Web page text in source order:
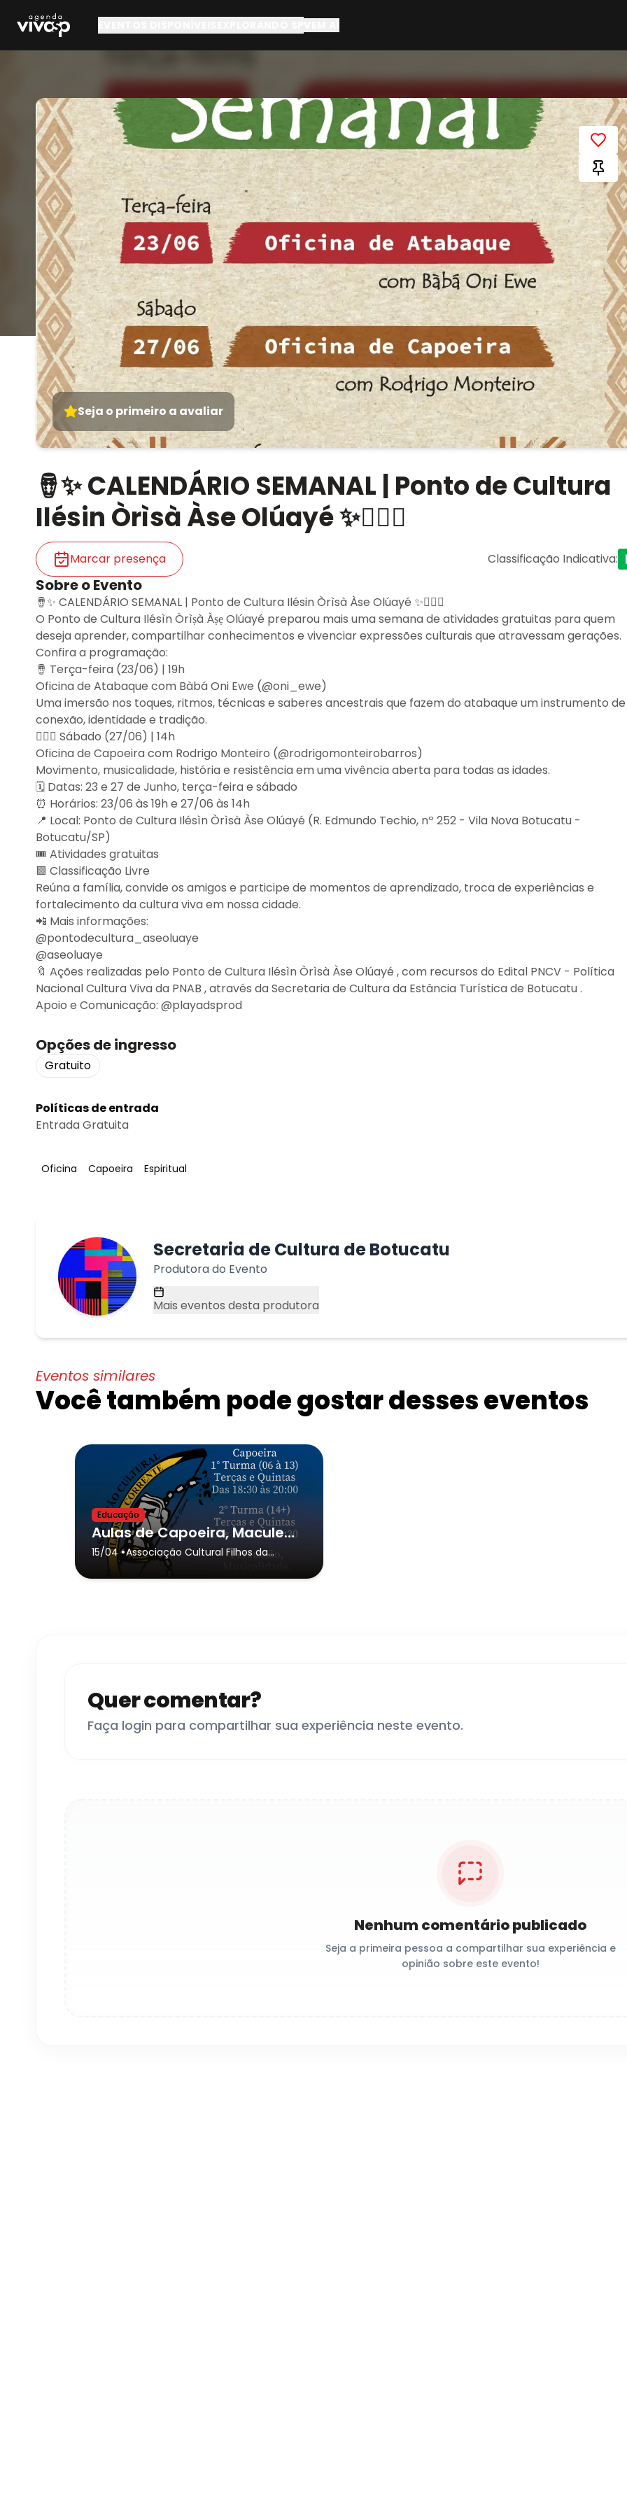
Seja o primeiro a avaliar
🪘✨ CALENDÁRIO SEMANAL | Ponto de Cultura
Ilésin Òrìsà Àse Olúayé ✨🤸🏽‍♀️
Marcar presença Classificação Indicativa:
Sobre o Evento
🪘✨ CALENDÁRIO SEMANAL | Ponto de Cultura Ilésin Òrìsà Àse Olúayé ✨🤸🏽‍♀️
O Ponto de Cultura Ilésìn Òrìṣà Àṣẹ Olúayé preparou mais uma semana de atividades gratuitas para quem
deseja aprender, compartilhar conhecimentos e vivenciar expressões culturais que atravessam gerações.
Confira a programação:
🪘 Terça-feira (23/06) | 19h
Oficina de Atabaque com Bàbá Oni Ewe (@oni_ewe)
Uma imersão nos toques, ritmos, técnicas e saberes ancestrais que fazem do atabaque um instrumento de
conexão, identidade e tradição.
🤸🏽‍♀️ Sábado (27/06) | 14h
Oficina de Capoeira com Rodrigo Monteiro (@rodrigomonteirobarros)
Movimento, musicalidade, história e resistência em uma vivência aberta para todas as idades.
🗓️ Datas: 23 e 27 de Junho, terça-feira e sábado
⏰ Horários: 23/06 às 19h e 27/06 às 14h
📍 Local: Ponto de Cultura Ilésìn Òrìsà Àse Olúayé (R. Edmundo Techio, nº 252 - Vila Nova Botucatu -
Botucatu/SP)
🎟️ Atividades gratuitas
🟩 Classificação Livre
Reúna a família, convide os amigos e participe de momentos de aprendizado, troca de experiências e
fortalecimento da cultura viva em nossa cidade.
📲 Mais informações:
@pontodecultura_aseoluaye
@aseoluaye
🔖 Ações realizadas pelo Ponto de Cultura Ilésìn Òrìsà Àse Olúayé , com recursos do Edital PNCV - Política
Nacional Cultura Viva da PNAB , através da Secretaria de Cultura da Estância Turística de Botucatu .
Apoio e Comunicação: @playadsprod
Opções de ingresso
Gratuito
Políticas de entrada
Entrada Gratuita
Tag:
Oficina Tag:
Capoeira Tag:
Espiritual
Secretaria de Cultura de Botucatu
Produtora do Evento
Mais eventos desta produtora
Eventos similares
Você também pode gostar desses eventos
Educação
Aulas de Capoeira, Maculelê, Percussão, Samba de Roda.
15/04 •Associação Cultural Filhos da
Corrente
Quer comentar?
Faça login para compartilhar sua experiência neste evento.
Nenhum comentário publicado
Seja a primeira pessoa a compartilhar sua experiência e
opinião sobre este evento!